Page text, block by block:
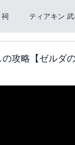
ティアキン
の攻略【ゼルダ